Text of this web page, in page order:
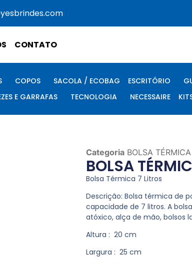
CONTATO
COPOS SACOLA / ECOBAG ESCRITÓRIO
E GARRAFAS
TECNOLOGIA NECESSAIRE
Categoria BOLSA TÉRMICA
BOLSA
Bolsa Térmica 7 Litros
Descrição: Bolsa térmica de
capacidade de 7 litros. A
atóxico, alça de mão, bolsos
Altura : 20 cm
Largura : 25 cm